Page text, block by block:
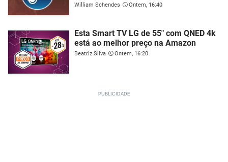
William Schendes Ontem, 16:40
Esta Smart TV LG de 55" com QNED 4k
está ao melhor preço na Amazon
Beatriz Silva Ontem, 16:20